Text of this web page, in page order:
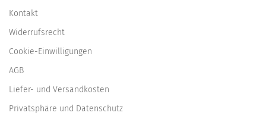
Kontakt
Widerrufsrecht
Cookie-Einwilligungen
AGB
Liefer- und Versandkosten
Privatsphäre und Datenschutz